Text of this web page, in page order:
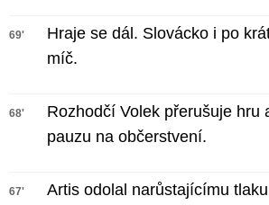
69'
Hraje se dál. Slovácko i po
míč.
68'
Rozhodčí Volek přerušuje hru
pauzu na občerstvení.
67'
Artis odolal narůstajícímu